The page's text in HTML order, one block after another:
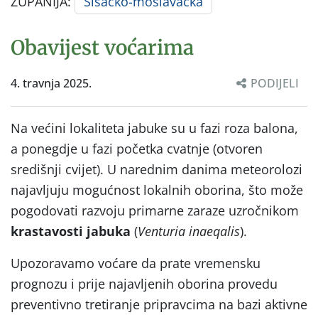
Obavijest voćarima
4. travnja 2025. PODIJELI
Na većini lokaliteta jabuke su u fazi roza balona,
a ponegdje u fazi početka cvatnje (otvoren
središnji cvijet). U narednim danima meteorolozi
najavljuju mogućnost lokalnih oborina, što može
pogodovati razvoju primarne zaraze uzročnikom
krastavosti jabuka (Venturia inaeqalis).
Upozoravamo voćare da prate vremensku
prognozu i prije najavljenih oborina provedu
preventivno tretiranje pripravcima na bazi aktivne